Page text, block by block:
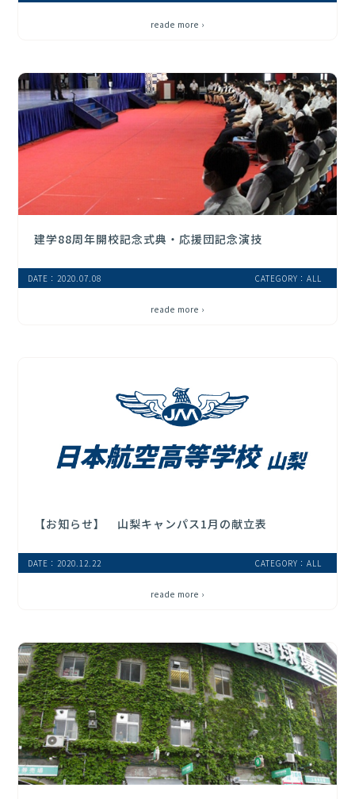
reade more ›
建学88周年開校記念式典・応援団記念演技
DATE：2020.07.08 CATEGORY：ALL
reade more ›
【お知らせ】 山梨キャンパス1月の献立表
DATE：2020.12.22 CATEGORY：ALL
reade more ›